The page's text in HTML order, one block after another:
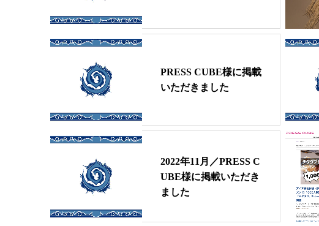
PRESS CUBE様に掲載
いただきました
2022年11月／PRESS C
UBE様に掲載いただき
ました